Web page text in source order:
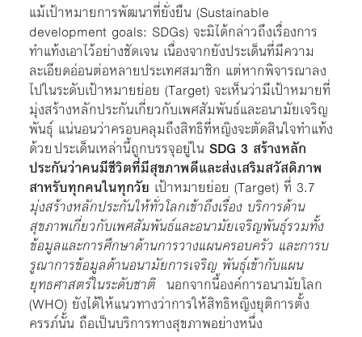
แม้เป้าหมายการพัฒนาที่ยั่งยืน (Sustainable
development goals: SDGs) จะมิได้กล่าวถึงเรื่องการ
ทำแท้งเอาไว้อย่างชัดเจน เนื่องจากยังประเด็นที่มีความ
ละเอียดอ่อนต่อหลายประเทศสมาชิก แต่หากพิจารณาลง
ไปในระดับเป้าหมายย่อย (Target) จะเห็นว่ามีเป้าหมายที่
มุ่งสร้างหลักประกันเกี่ยวกับเพศสัมพันธ์และอนามัยเจริญ
พันธุ์ แน่นอนว่าครอบคลุมถึงสิทธิที่หญิงจะตัดสินใจทำแท้ง
ด้วย ประเด็นเหล่านี้ถูกบรรจุอยู่ใน SDG 3 สร้างหลัก
ประกันว่าคนมีชีวิตที่มีสุขภาพดีและส่งเสริมสวัสดิภาพ
สาหรับทุกคนในทุกวัย เป้าหมายย่อย (Target) ที่ 3.7
มุ่งสร้างหลักประกันให้ทั่วโลกเข้าถึงเรื่อง บริการด้าน
สุขภาพเกี่ยวกับเพศสัมพันธ์และอนามัยเจริญพันธุ์รวมทั้ง
ข้อมูลและการศึกษาด้านการวางแผนครอบครัว และการบ
รูณาการข้อมูลด้านอนามัยการเจริญ พันธุ์เข้ากับแผน
ยุทธศาสตร์ในระดับชาติ นอกจากนี้องค์การอนามัยโลก
(WHO) ยังได้ให้แนวทางว่าการให้สิทธิหญิงยุติการตั้ง
ครรภ์นั้น ถือเป็นบริการทางสุขภาพอย่างหนึ่ง